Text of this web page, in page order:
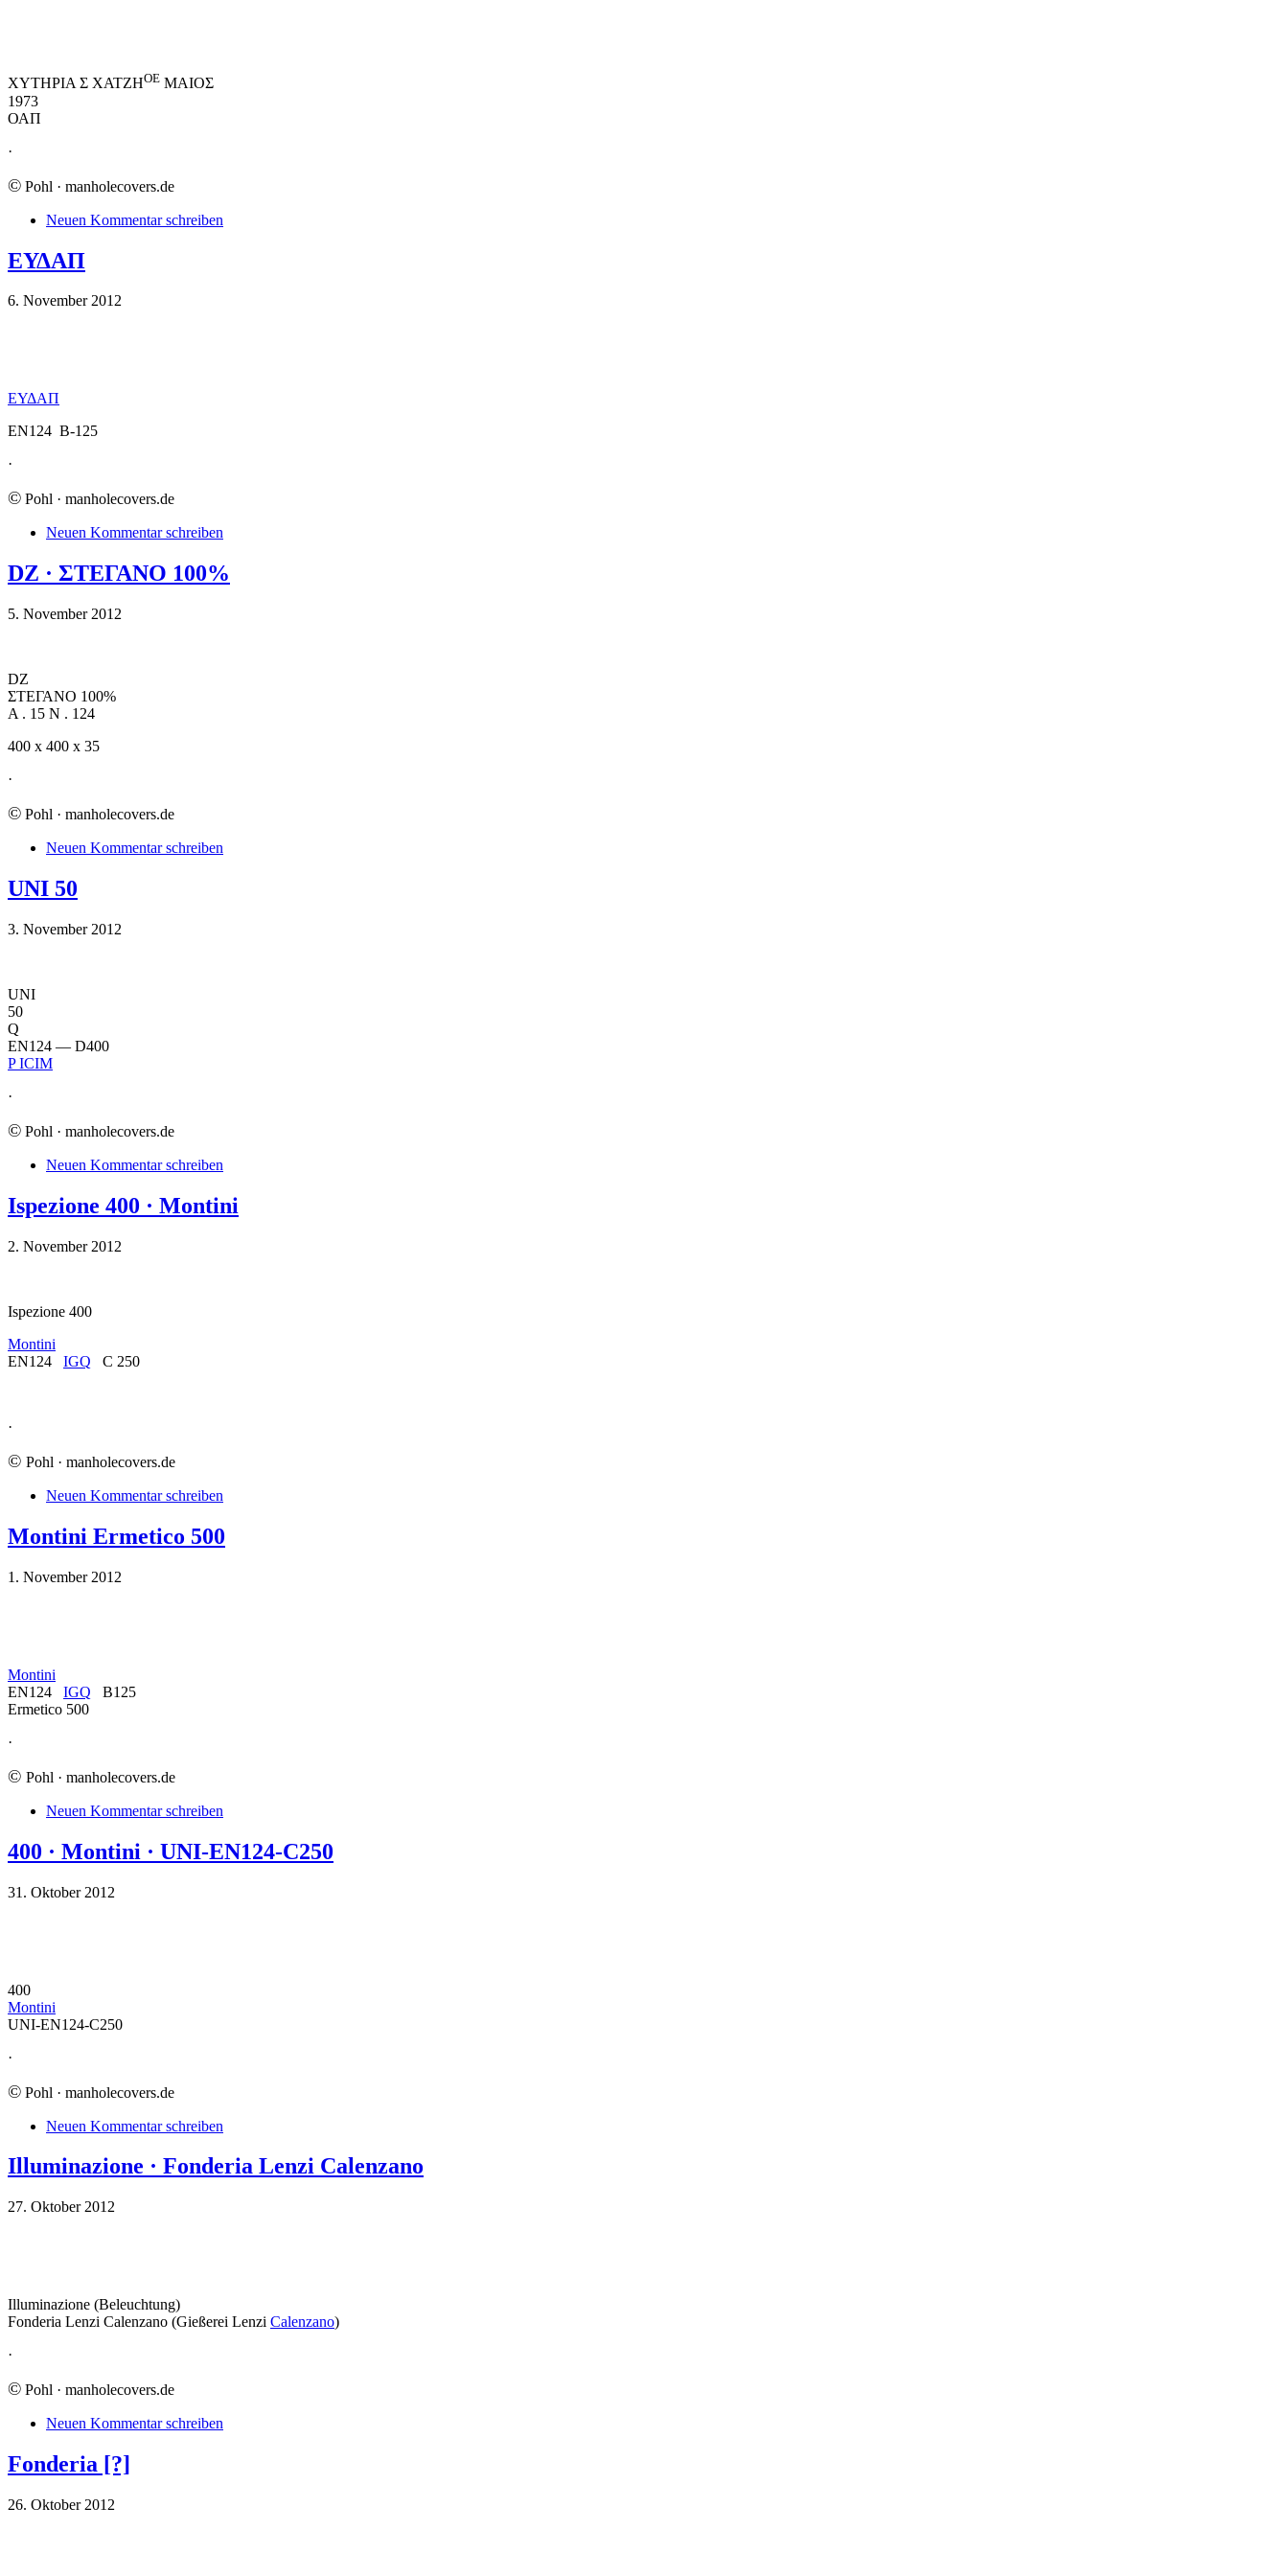
ΧΥΤΗΡΙΑ Σ ΧΑΤΖΗΟΕ ΜΑΙΟΣ
1973
ΟΑΠ
·
© Pohl · manholecovers.de
Neuen Kommentar schreiben
ΕΥΔΑΠ
6. November 2012
ΕΥΔΑΠ
EN124 B-125
·
© Pohl · manholecovers.de
Neuen Kommentar schreiben
DZ · ΣΤΕΓΑΝΟ 100%
5. November 2012
DZ
ΣΤΕΓΑΝΟ 100%
A . 15 N . 124
400 x 400 x 35
·
© Pohl · manholecovers.de
Neuen Kommentar schreiben
UNI 50
3. November 2012
UNI
50
Q
EN124 — D400
P ICIM
·
© Pohl · manholecovers.de
Neuen Kommentar schreiben
Ispezione 400 · Montini
2. November 2012
Ispezione 400
Montini
EN124 IGQ C 250
·
© Pohl · manholecovers.de
Neuen Kommentar schreiben
Montini Ermetico 500
1. November 2012
Montini
EN124 IGQ B125
Ermetico 500
·
© Pohl · manholecovers.de
Neuen Kommentar schreiben
400 · Montini · UNI-EN124-C250
31. Oktober 2012
400
Montini
UNI-EN124-C250
·
© Pohl · manholecovers.de
Neuen Kommentar schreiben
Illuminazione · Fonderia Lenzi Calenzano
27. Oktober 2012
Illuminazione (Beleuchtung)
Fonderia Lenzi Calenzano (Gießerei Lenzi Calenzano)
·
© Pohl · manholecovers.de
Neuen Kommentar schreiben
Fonderia [?]
26. Oktober 2012